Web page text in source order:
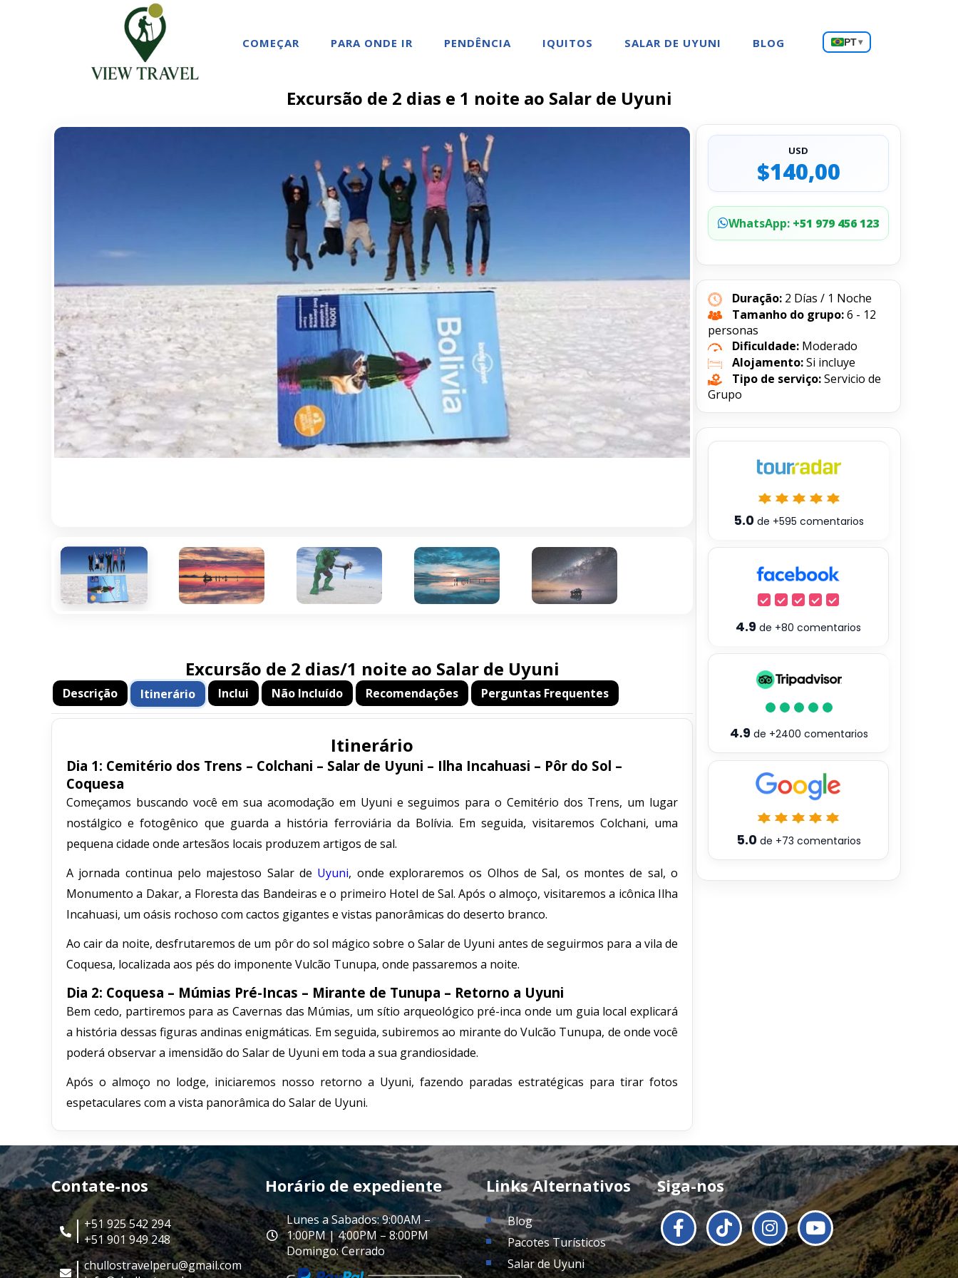
COMEÇAR PARA ONDE IR PENDÊNCIA IQUITOS SALAR DE UYUNI BLOG
Escolha
um
PT▾
Excursão de 2 dias e 1 noite ao Salar de Uyuni
Excursão de 2 dias/1 noite ao Salar de Uyuni
Descrição Itinerário Inclui Não Incluído Recomendações Perguntas Frequentes
Itinerário
Dia 1: Cemitério dos Trens – Colchani – Salar de Uyuni – Ilha Incahuasi – Pôr do Sol –
Coquesa
Começamos buscando você em sua acomodação em Uyuni e seguimos para o Cemitério dos Trens, um lugar
nostálgico e fotogênico que guarda a história ferroviária da Bolívia. Em seguida, visitaremos Colchani, uma
pequena cidade onde artesãos locais produzem artigos de sal.
A jornada continua pelo majestoso Salar de Uyuni, onde exploraremos os Olhos de Sal, os montes de sal, o
Monumento a Dakar, a Floresta das Bandeiras e o primeiro Hotel de Sal. Após o almoço, visitaremos a icônica Ilha
Incahuasi, um oásis rochoso com cactos gigantes e vistas panorâmicas do deserto branco.
Ao cair da noite, desfrutaremos de um pôr do sol mágico sobre o Salar de Uyuni antes de seguirmos para a vila de
Coquesa, localizada aos pés do imponente Vulcão Tunupa, onde passaremos a noite.
Dia 2: Coquesa – Múmias Pré-Incas – Mirante de Tunupa – Retorno a Uyuni
Bem cedo, partiremos para as Cavernas das Múmias, um sítio arqueológico pré-inca onde um guia local explicará
a história dessas figuras andinas enigmáticas. Em seguida, subiremos ao mirante do Vulcão Tunupa, de onde você
poderá observar a imensidão do Salar de Uyuni em toda a sua grandiosidade.
Após o almoço no lodge, iniciaremos nosso retorno a Uyuni, fazendo paradas estratégicas para tirar fotos
espetaculares com a vista panorâmica do Salar de Uyuni.
USD
$140,00
WhatsApp: +51 979 456 123
Duração: 2 Días / 1 Noche
Tamanho do grupo:6 - 12
personas
Dificuldade: Moderado
Alojamento:Si incluye
Tipo de serviço:Servicio de
Grupo
5.0 de +595 comentarios
4.9 de +80 comentarios
4.9de +2400 comentarios
5.0de +73 comentarios
Contate-nos
+51 925 542 294
+51 901 949 248
chullostravelperu@gmail.com
Horário de expediente
Lunes a Sabados: 9:00AM –
1:00PM | 4:00PM – 8:00PM
Domingo: Cerrado
Links Alternativos
Blog
Pacotes Turísticos
Salar de Uyuni
Siga-nos